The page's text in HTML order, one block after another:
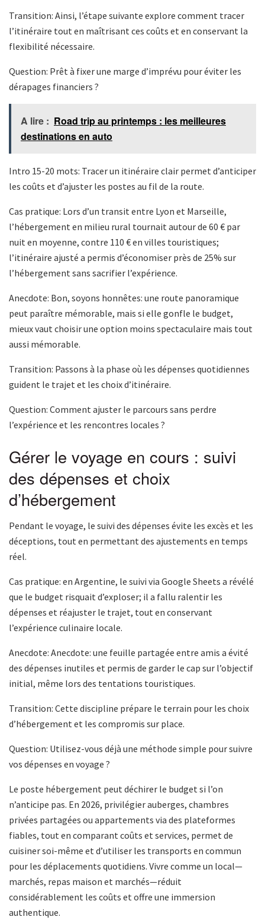
Transition: Ainsi, l’étape suivante explore comment tracer
l’itinéraire tout en maîtrisant ces coûts et en conservant la
flexibilité nécessaire.
Question: Prêt à fixer une marge d’imprévu pour éviter les
dérapages financiers ?
A lire : Road trip au printemps : les meilleures
destinations en auto
Intro 15-20 mots: Tracer un itinéraire clair permet d’anticiper
les coûts et d’ajuster les postes au fil de la route.
Cas pratique: Lors d’un transit entre Lyon et Marseille,
l’hébergement en milieu rural tournait autour de 60 € par
nuit en moyenne, contre 110 € en villes touristiques;
l’itinéraire ajusté a permis d’économiser près de 25% sur
l’hébergement sans sacrifier l’expérience.
Anecdote: Bon, soyons honnêtes: une route panoramique
peut paraître mémorable, mais si elle gonfle le budget,
mieux vaut choisir une option moins spectaculaire mais tout
aussi mémorable.
Transition: Passons à la phase où les dépenses quotidiennes
guident le trajet et les choix d’itinéraire.
Question: Comment ajuster le parcours sans perdre
l’expérience et les rencontres locales ?
Gérer le voyage en cours : suivi
des dépenses et choix
d’hébergement
Pendant le voyage, le suivi des dépenses évite les excès et les
déceptions, tout en permettant des ajustements en temps
réel.
Cas pratique: en Argentine, le suivi via Google Sheets a révélé
que le budget risquait d’exploser; il a fallu ralentir les
dépenses et réajuster le trajet, tout en conservant
l’expérience culinaire locale.
Anecdote: Anecdote: une feuille partagée entre amis a évité
des dépenses inutiles et permis de garder le cap sur l’objectif
initial, même lors des tentations touristiques.
Transition: Cette discipline prépare le terrain pour les choix
d’hébergement et les compromis sur place.
Question: Utilisez-vous déjà une méthode simple pour suivre
vos dépenses en voyage ?
Le poste hébergement peut déchirer le budget si l’on
n’anticipe pas. En 2026, privilégier auberges, chambres
privées partagées ou appartements via des plateformes
fiables, tout en comparant coûts et services, permet de
cuisiner soi-même et d’utiliser les transports en commun
pour les déplacements quotidiens. Vivre comme un local—
marchés, repas maison et marchés—réduit
considérablement les coûts et offre une immersion
authentique.